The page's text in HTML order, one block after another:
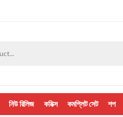
নিউ রিলিজ কমিক্স কমপ্লিট সেট শপ